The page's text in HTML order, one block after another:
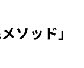
ソッド」